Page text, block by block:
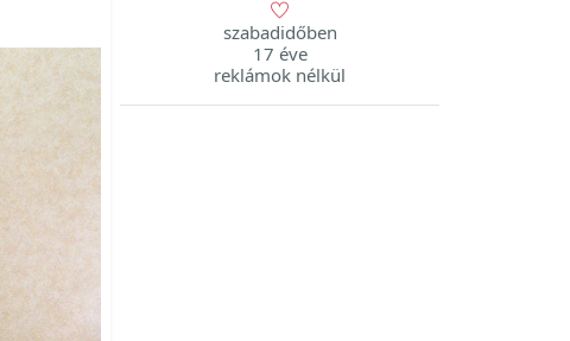
szabadidőben
17 éve
reklámok nélkül